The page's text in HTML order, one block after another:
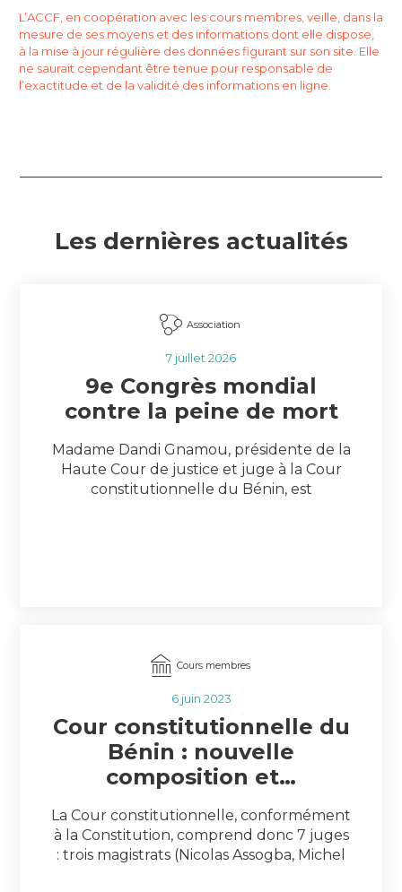
L’ACCF, en coopération avec les cours membres, veille, dans la
mesure de ses moyens et des informations dont elle dispose,
à la mise à jour régulière des données figurant sur son site. Elle
ne saurait cependant être tenue pour responsable de
l’exactitude et de la validité des informations en ligne.
Les dernières actualités
Association
7 juillet 2026
9e Congrès mondial
contre la peine de mort
Madame Dandi Gnamou, présidente de la
Haute Cour de justice et juge à la Cour
constitutionnelle du Bénin, est
Cours membres
6 juin 2023
Cour constitutionnelle du
Bénin : nouvelle
composition et…
La Cour constitutionnelle, conformément
à la Constitution, comprend donc 7 juges
: trois magistrats (Nicolas Assogba, Michel